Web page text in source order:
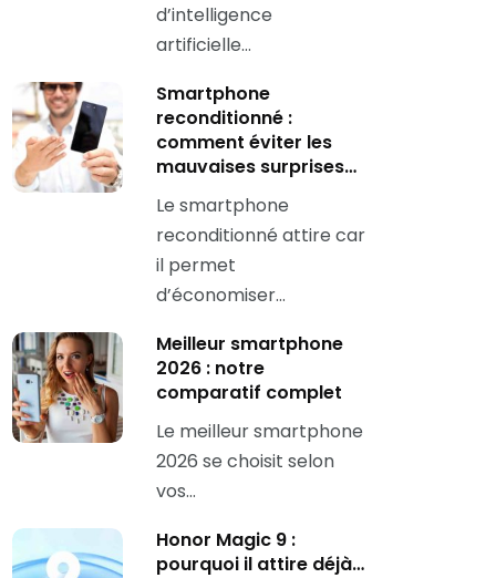
d’intelligence
artificielle…
Smartphone
reconditionné :
comment éviter les
mauvaises surprises…
Le smartphone
reconditionné attire car
il permet
d’économiser…
Meilleur smartphone
2026 : notre
comparatif complet
Le meilleur smartphone
2026 se choisit selon
vos…
Honor Magic 9 :
pourquoi il attire déjà…